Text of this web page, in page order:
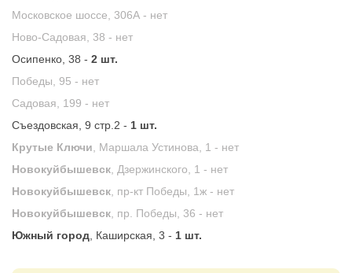
Московское шоссе, 306А - нет
Ново-Садовая, 38 - нет
Осипенко, 38 - 2 шт.
Победы, 95 - нет
Садовая, 199 - нет
Съездовская, 9 стр.2 - 1 шт.
Крутые Ключи , Маршала Устинова, 1 - нет
Новокуйбышевск , Дзержинского, 1 - нет
Новокуйбышевск , пр-кт Победы, 1ж - нет
Новокуйбышевск , пр. Победы, 36 - нет
Южный город , Каширская, 3 - 1 шт.